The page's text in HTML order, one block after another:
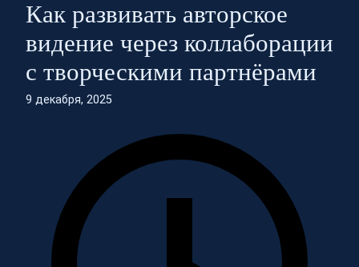
Как развивать авторское
видение через коллаборации
с творческими партнёрами
9 декабря, 2025